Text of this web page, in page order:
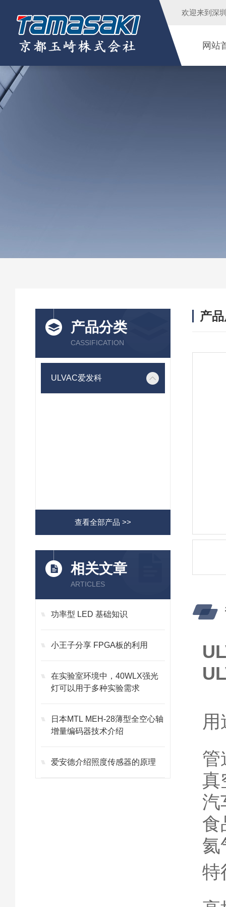
欢迎来到 深
网站
产品分类
CASSIFICATION
ULVAC爱发科
查看全部产品 >>
相关文章
ARTICLES
功率型 LED 基础知识
小王子分享 FPGA板的利用
在实验室环境中，40WLX强光
灯可以用于多种实验需求
日本MTL MEH-28薄型全空心轴
增量编码器技术介绍
爱安德介绍照度传感器的原理
产
用
管
真
汽
食
氦
特